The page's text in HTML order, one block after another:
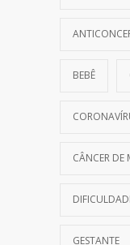
BEBÊ
CÂNCER DE
GESTANTE